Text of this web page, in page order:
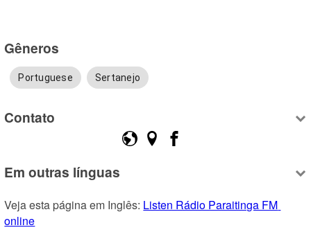
Gêneros
Portuguese Sertanejo
Contato
Em outras línguas
Veja esta página em Inglês: Listen Rádio Paraitinga FM
online